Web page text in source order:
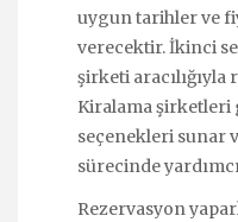
uygun tarihler ve
verecektir. İkinci
şirketi aracılığıyla
Kiralama şirketleri
seçenekleri sunar
sürecinde
Rezervasyon